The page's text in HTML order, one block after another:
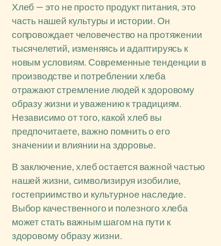
Хлеб — это не просто продукт питания, это
часть нашей культуры и истории. Он
сопровождает человечество на протяжении
тысячелетий, изменяясь и адаптируясь к
новым условиям. Современные тенденции в
производстве и потреблении хлеба
отражают стремление людей к здоровому
образу жизни и уважению к традициям.
Независимо от того, какой хлеб вы
предпочитаете, важно помнить о его
значении и влиянии на здоровье.
В заключение, хлеб остается важной частью
нашей жизни, символизируя изобилие,
гостеприимство и культурное наследие.
Выбор качественного и полезного хлеба
может стать важным шагом на пути к
здоровому образу жизни.